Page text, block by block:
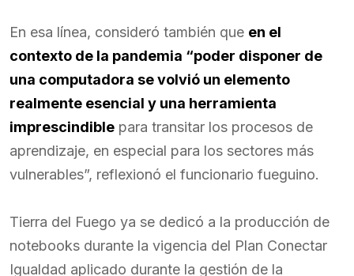
En esa línea, consideró también que en el
contexto de la pandemia “poder disponer de
una computadora se volvió un elemento
realmente esencial y una herramienta
imprescindible para transitar los procesos de
aprendizaje, en especial para los sectores más
vulnerables”, reflexionó el funcionario fueguino.
Tierra del Fuego ya se dedicó a la producción de
notebooks durante la vigencia del Plan Conectar
Igualdad aplicado durante la gestión de la